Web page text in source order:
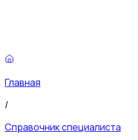
Главная
/
Справочник специалиста